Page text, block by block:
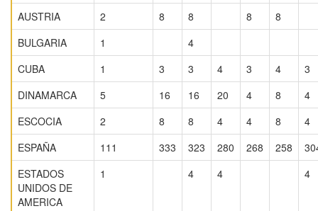
AUSTRIA
2 8 8 8
8
BULGARIA
1
4
CUBA
1 3 3 4 3 4
3
DINAMARCA
5 16 16 20 4 8
4
ESCOCIA
2 8 8 4 4 8
4
ESPAÑA
111 333 323 280 268 258
ESTADOS
UNIDOS DE
AMERICA
1 4 4 4